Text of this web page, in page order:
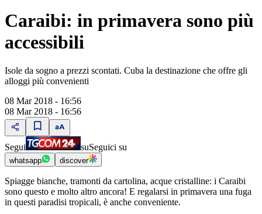
Caraibi: in primavera sono più
accessibili
Isole da sogno a prezzi scontati. Cuba la destinazione che offre gli
alloggi più convenienti
08 Mar 2018 - 16:56
08 Mar 2018 - 16:56
Segui suSeguici su
whatsapp discover
Spiagge bianche, tramonti da cartolina, acque cristalline: i Caraibi
sono questo e molto altro ancora! E regalarsi in primavera una fuga
in questi paradisi tropicali, è anche conveniente.